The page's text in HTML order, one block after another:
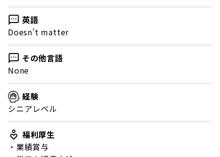
英語
Doesn’t matter
その他言語
None
経験
シニアレベル
福利厚生
・業績賞与